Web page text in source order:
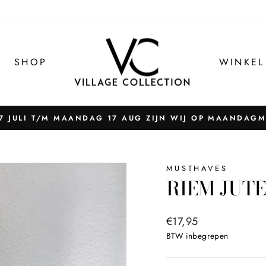
SHOP WINKEL
Pauzeer
JULI T/M MAANDAG 17 AUG ZIJN WIJ OP
MUSTHAVES
RIEM
Normale
prijs
€17,95
BTW inbegrepen